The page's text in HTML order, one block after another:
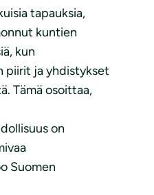
tapauksia,
kuntien
kun
piirit ja yhdistykset
Tämä osoittaa,
on
Suomen